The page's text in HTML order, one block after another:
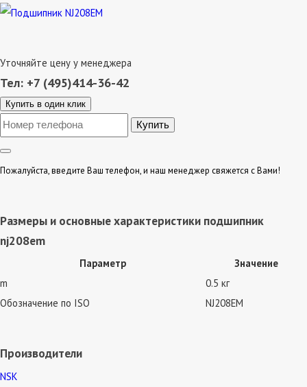
Уточняйте цену у менеджера
Тел: +7 (495)414-36-42
Купить в один клик
Пожалуйста, введите Ваш телефон, и наш менеджер свяжется с Вами!
Размеры и основные характеристики подшипник
nj208em
Параметр
Значение
m
0.5 кг
Обозначение по ISO
NJ208EM
Производители
NSK